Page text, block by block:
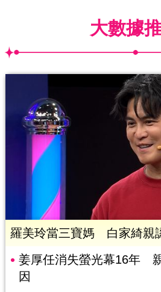
大數據
羅美玲當三寶媽 白家綺親
姜厚任消失螢光幕16年
因